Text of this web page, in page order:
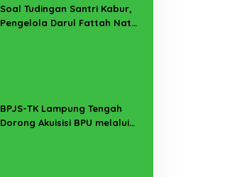
Soal Tudingan Santri Kabur,
Pengelola Darul Fattah Natar
BPJS-TK Lampung Tengah
Dorong Akuisisi BPU melalui